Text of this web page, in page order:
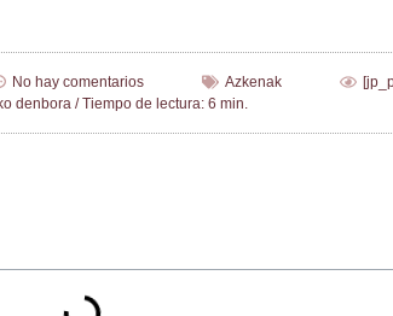
No hay comentarios Azkenak
denbora / Tiempo de lectura: 6 min.